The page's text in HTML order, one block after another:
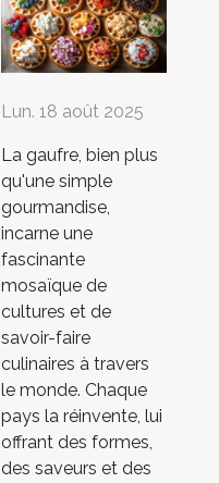
Lun. 18 août 2025
La gaufre, bien plus
qu'une simple
gourmandise,
incarne une
fascinante
mosaïque de
cultures et de
savoir-faire
culinaires à travers
le monde. Chaque
pays la réinvente, lui
offrant des formes,
des saveurs et des